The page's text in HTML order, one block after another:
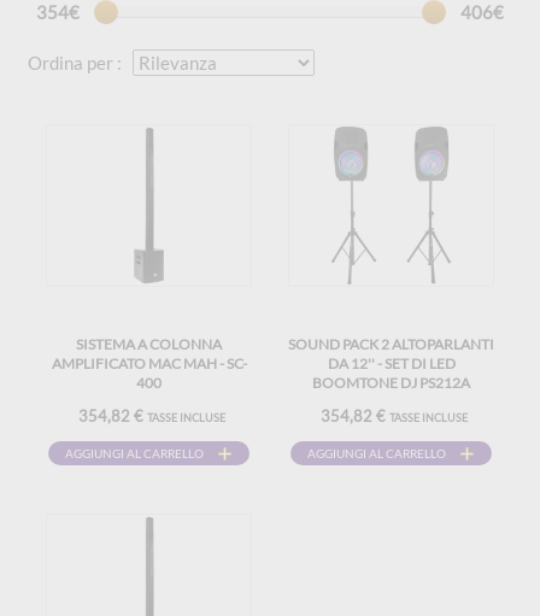
354€ 406€
Ordina per :
SISTEMA A COLONNA
AMPLIFICATO MAC MAH - SC-
400
354,82 € TASSE INCLUSE
AGGIUNGI AL CARRELLO
SOUND PACK 2 ALTOPARLANTI
DA 12'' - SET DI LED
BOOMTONE DJ PS212A
354,82 € TASSE INCLUSE
AGGIUNGI AL CARRELLO